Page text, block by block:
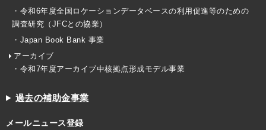
・令和6年度全国ロケーションデータベースの利用促進等のための
調査研究（JFCとの協業）
・Japan Book Bank 事業
アーカイブ
・令和7年度アーカイブ中核拠点形成モデル事業
過去の補助金事業
メールニュース登録